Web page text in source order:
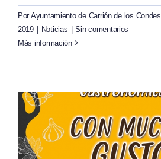
Por Ayuntamiento de Carrión de los Condes
2019
Noticias
Sin comentarios
Más información